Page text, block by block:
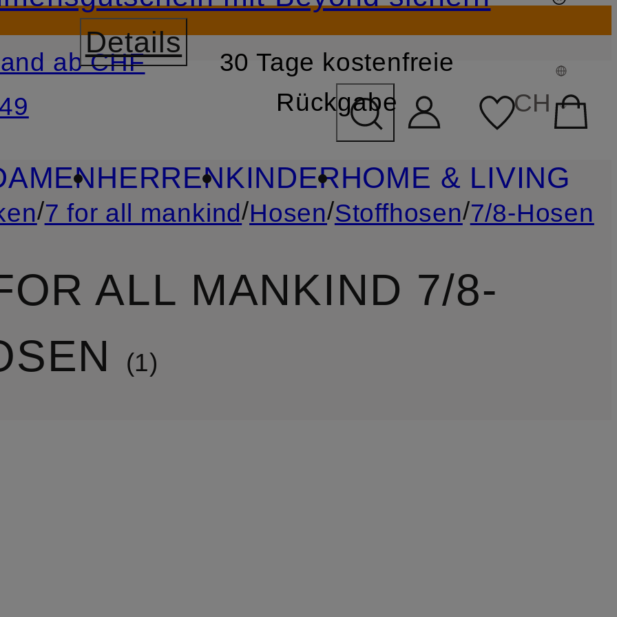
ZUM SUCHFELD ÜBERSPRINGEN
Details
ab CHF
30 Tage kostenfreie
Rückgabe
CH
HERRENKINDERHOME & LIVING
/7 for all mankind/Hosen/Stoffhosen/7/8-Hosen
ALL MANKIND 7/8-
1